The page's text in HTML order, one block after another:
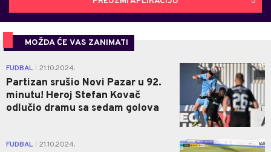
MOŽDA ĆE VAS ZANIMATI
FUDBAL 21.10.2024.
Partizan srušio Novi Pazar u 92.
minutu! Heroj Stefan Kovač
odlučio dramu sa sedam golova
0
FUDBAL 21.10.2024. 0